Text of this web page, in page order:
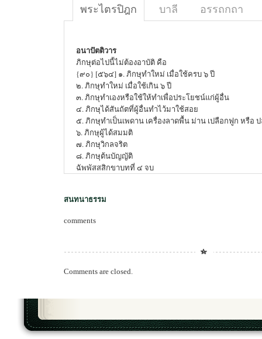
พระไตรปิฎก บาลี อรรถกถา
อนาปัตติวาร
ภิกษุต่อไปนี้ไม่ต้องอาบัติ คือ
{๙๐} [๕๖๔] ๑. ภิกษุทำใหม่ เมื่อใช้ครบ ๖ ปี
๒. ภิกษุทำใหม่ เมื่อใช้เกิน ๖ ปี
๓. ภิกษุทำเองหรือใช้ให้ทำเพื่อประโยชน์แก่ผู้อื่น
๔. ภิกษุได้สันถัตที่ผู้อื่นทำไว้มาใช้สอย
๕. ภิกษุทำเป็นเพดาน เครื่องลาดพื้น ม่าน เปลือกฟูก หรือ
๖. ภิกษุผู้ได้สมมติ
๗. ภิกษุวิกลจริต
๘. ภิกษุต้นบัญญัติ
ฉัพพัสสสิกขาบทที่ ๔ จบ
สนทนาธรรม
comments
Comments are closed.